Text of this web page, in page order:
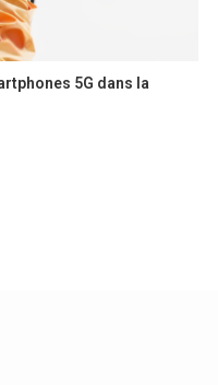
5G dans la